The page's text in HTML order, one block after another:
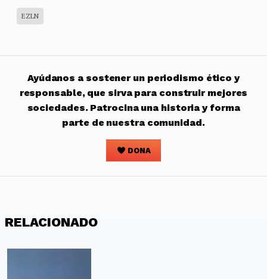
EZLN
Ayúdanos a sostener un periodismo ético y
responsable, que sirva para construir mejores
sociedades. Patrocina una historia y forma
parte de nuestra comunidad.
DONA
RELACIONADO